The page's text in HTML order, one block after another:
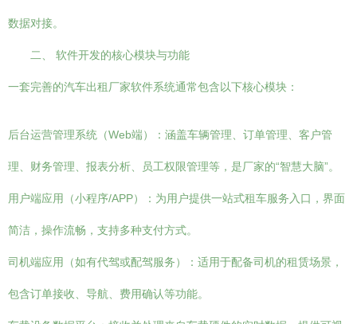
数据对接。
二、 软件开发的核心模块与功能
一套完善的汽车出租厂家软件系统通常包含以下核心模块：
后台运营管理系统（Web端）：涵盖车辆管理、订单管理、客户管
理、财务管理、报表分析、员工权限管理等，是厂家的“智慧大脑”。
用户端应用（小程序/APP）：为用户提供一站式租车服务入口，界面
简洁，操作流畅，支持多种支付方式。
司机端应用（如有代驾或配驾服务）：适用于配备司机的租赁场景，
包含订单接收、导航、费用确认等功能。